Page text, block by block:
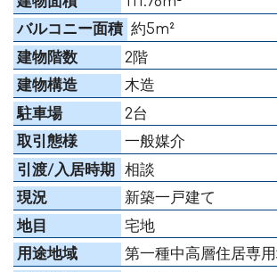
バルコニー面積 約5m²
建物階数
2階
建物構造
木造
駐車場
2台
取引態様
一般媒介
引渡/入居時期
相談
現況
新築一戸建て
地目
宅地
用途地域
第一種中高層住居専